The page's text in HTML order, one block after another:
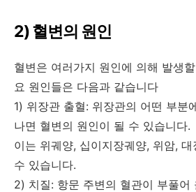
2) 혈변의 원인
혈변은 여러가지 원인에 의해 발생
요 원인들은 다음과 같습니다
1) 위장관 출혈: 위장관의 어떤 부분
나면 혈변의 원인이 될 수 있습니다.
이는 위궤양, 십이지장궤양, 위암,
수 있습니다.
2) 치질: 항문 주변의 혈관이 부풀어